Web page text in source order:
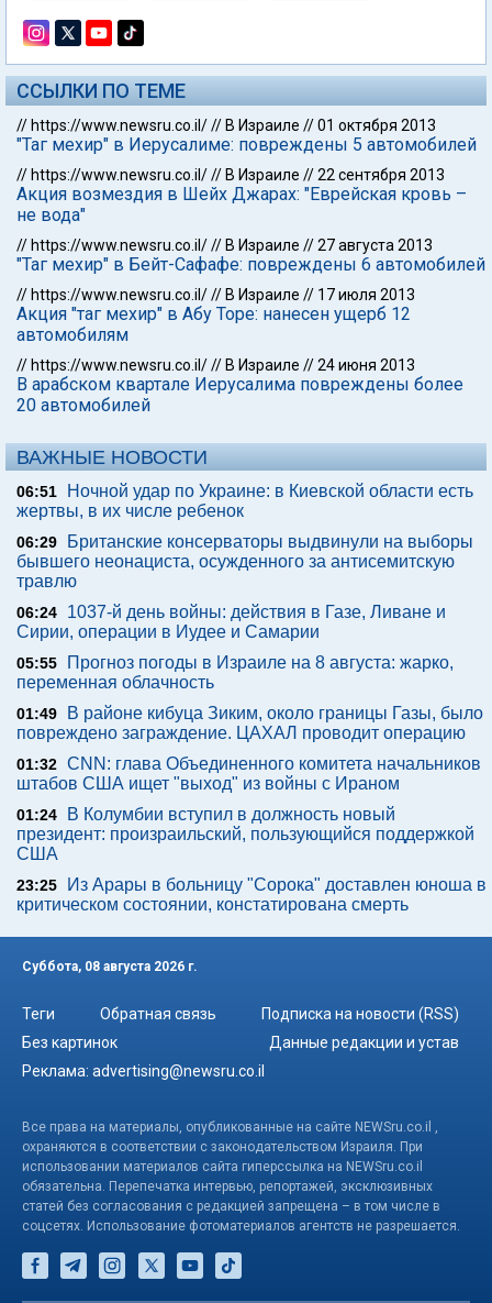
ССЫЛКИ ПО ТЕМЕ
// https://www.newsru.co.il/// В Израиле //01 октября 2013
"Таг мехир" в Иерусалиме: повреждены 5 автомобилей
// https://www.newsru.co.il/// В Израиле //22 сентября 2013
Акция возмездия в Шейх Джарах: "Еврейская кровь –
не вода"
// https://www.newsru.co.il/// В Израиле //27 августа 2013
"Таг мехир" в Бейт-Сафафе: повреждены 6 автомобилей
// https://www.newsru.co.il/// В Израиле // 17 июля 2013
Акция "таг мехир" в Абу Торе: нанесен ущерб 12
автомобилям
// https://www.newsru.co.il/// В Израиле //24 июня 2013
В арабском квартале Иерусалима повреждены более
20 автомобилей
ВАЖНЫЕ НОВОСТИ
06:51
Ночной удар по Украине: в Киевской области есть
жертвы, в их числе ребенок
06:29
Британские консерваторы выдвинули на выборы
бывшего неонациста, осужденного за антисемитскую
травлю
06:24
1037-й день войны: действия в Газе, Ливане и
Сирии, операции в Иудее и Самарии
05:55
Прогноз погоды в Израиле на 8 августа: жарко,
переменная облачность
01:49
В районе кибуца Зиким, около границы Газы, было
повреждено заграждение. ЦАХАЛ проводит операцию
01:32 CNN: глава Объединенного комитета начальников
штабов США ищет "выход" из войны с Ираном
01:24
В Колумбии вступил в должность новый
президент: произраильский, пользующийся поддержкой
США
23:25
Из Арары в больницу "Сорока" доставлен юноша в
критическом состоянии, констатирована смерть
Суббота, 08 августа 2026 г.
Теги Обратная связь
Подписка на новости (RSS)
Без картинок
Данные редакции и устав
Реклама: advertising@newsru.co.il
Все права на материалы, опубликованные на сайте NEWSru.co.il ,
охраняются в соответствии с законодательством Израиля. При
использовании материалов сайта гиперссылка на NEWSru.co.il
обязательна. Перепечатка интервью, репортажей, эксклюзивных
статей без согласования с редакцией запрещена – в том числе в
соцсетях. Использование фотоматериалов агентств не разрешается.